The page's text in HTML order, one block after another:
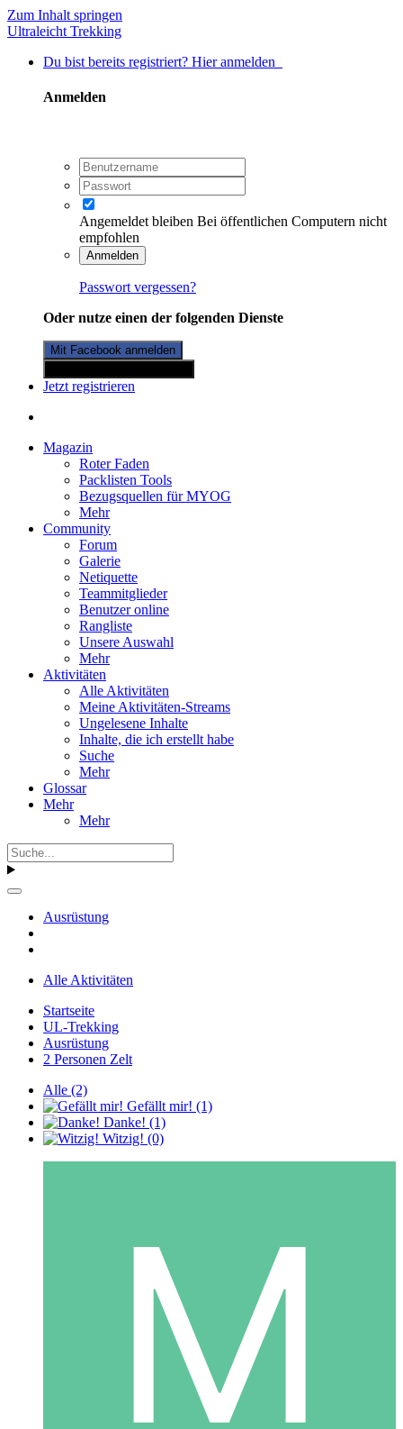
Zum Inhalt springen
Ultraleicht Trekking
Du bist bereits registriert? Hier anmelden
Anmelden
Angemeldet bleiben Bei öffentlichen Computern nicht
empfohlen
Anmelden
Passwort vergessen?
Oder nutze einen der folgenden Dienste
Mit Facebook anmelden
Jetzt registrieren
Magazin
Roter Faden
Packlisten Tools
Bezugsquellen für MYOG
Mehr
Community
Forum
Galerie
Netiquette
Teammitglieder
Benutzer online
Rangliste
Unsere Auswahl
Mehr
Aktivitäten
Alle Aktivitäten
Meine Aktivitäten-Streams
Ungelesene Inhalte
Inhalte, die ich erstellt habe
Suche
Mehr
Glossar
Mehr
Mehr
Ausrüstung
Alle Aktivitäten
Startseite
UL-Trekking
Ausrüstung
2 Personen Zelt
Alle (2)
Gefällt mir! (1)
Danke! (1)
Witzig! (0)